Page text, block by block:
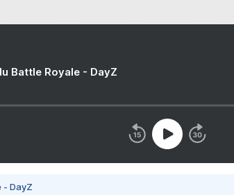
Battle Royale - DayZ
- DayZ